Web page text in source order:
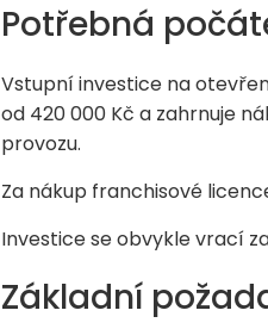
Potřebná
Vstupní investice na
od 420 000 Kč a zahrnuje
provozu.
Za nákup franchisové
Investice se obvykle vrací
Základní